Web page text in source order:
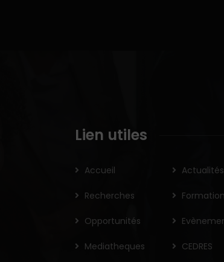
Lien utiles
Accueil Actualités
Recherches
Opportunités
Mediatheques CEDRES